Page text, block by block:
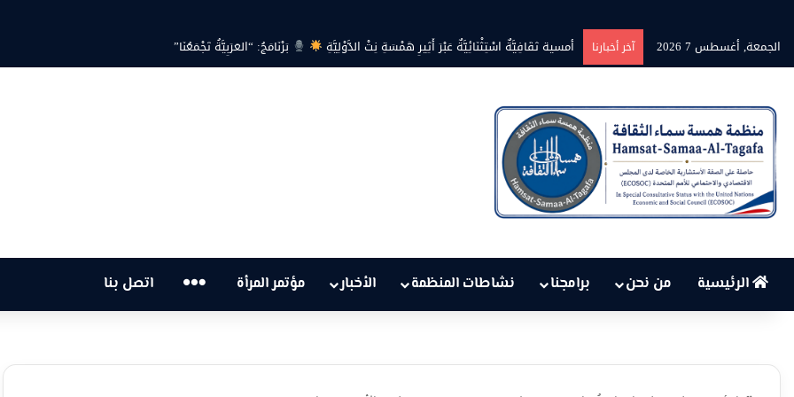
الجمعة, أغسطس 7 2026
آخر أخبارنا أمسية ثقَافِيَّةٌ اسْتِثْنَائِيَّةٌ عَبْرَ أَثِيرِ هَمْسَةِ نِتْ الدَّوْلِيَّةِ بَرْنَامَجُ: “العَرَبِيَّةُ تَجْمَعُنَا”
الرئيسية من نحن برامجنا نشاطات المنظمة الأخبار مؤتمر المرأة … اتصل بنا